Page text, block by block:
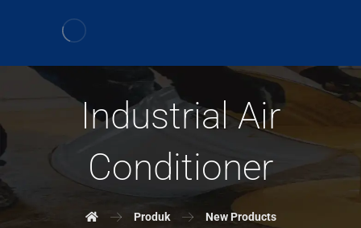
Industrial Air
Conditioner
Produk New Products